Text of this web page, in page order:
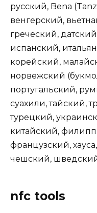
русский, Bena
венгерский,
греческий,
испанский,
корейский,
норвежский
португальский,
суахили, тайский,
турецкий,
китайский,
французский,
чешский,
‎nfc tools